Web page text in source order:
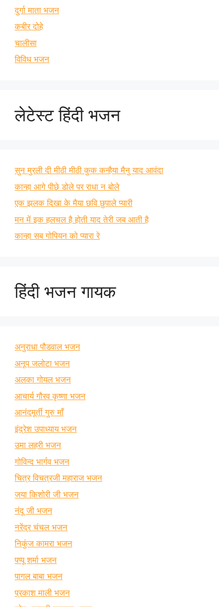
दुर्गा माता भजन
कबीर दोहे
चालीसा
विविध भजन
लेटेस्ट हिंदी भजन
सुन मुरली दी मीठी मीठी कुक कन्हैया मैनु याद आवंदा
कान्हा आगे पीछे डोले पर राधा न बोले
एक झलक दिखा के मैया छवि छुपाले प्यारी
मन में इक हलचल है होती याद तेरी जब आती है
कान्हा सब गोपियन को प्यारा रे
हिंदी भजन गायक
अनुराधा पौडवाल भजन
अनूप जलोटा भजन
अलका गोयल भजन
आचार्य गौरव कृष्णा भजन
आनंदमूर्ती गुरु माँ
इंद्रेश उपाध्याय भजन
उमा लहरी भजन
गोविन्द भार्गव भजन
चित्र विचत्रजी महाराज भजन
जया किशोरी जी भजन
नंदू जी भजन
नरेंद्र चंचल भजन
निकुंज कामरा भजन
पप्पू शर्मा भजन
पागल बाबा भजन
प्रकाश माली भजन